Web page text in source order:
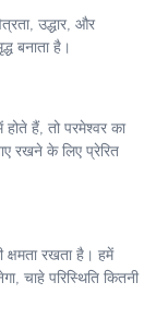
उद्धार, और
बनाता है।
हैं, तो परमेश्वर का
रखने के लिए प्रेरित
क्षमता रखता है। हमें
चाहे परिस्थिति कितनी